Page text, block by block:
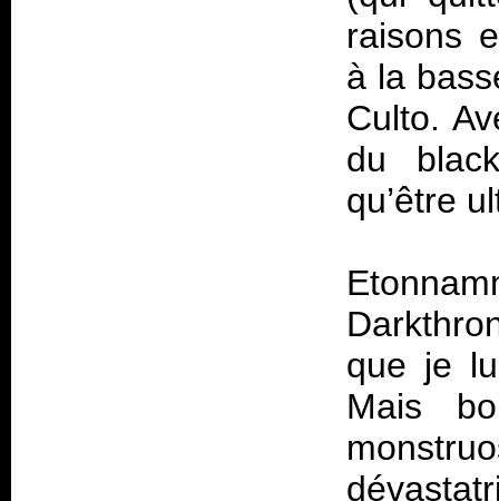
raisons
à la
Culto.
du
qu’être
que je
Mais